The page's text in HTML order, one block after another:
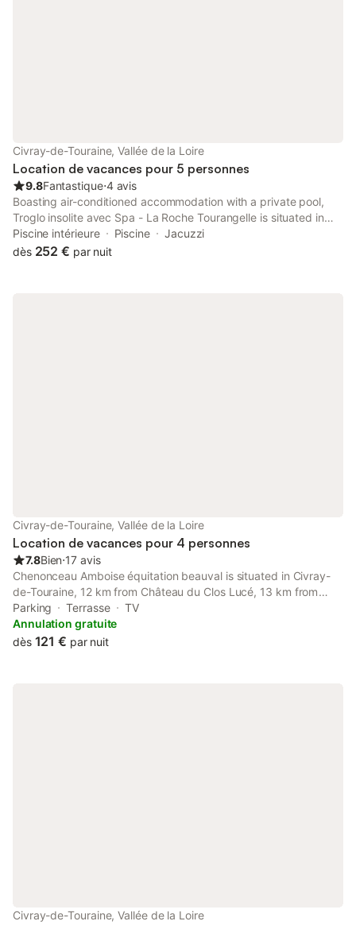
Civray-de-Touraine, Vallée de la Loire
Location de vacances pour 5 personnes
9.8Fantastique⋅4 avis
Boasting air-conditioned accommodation with a private pool,
Troglo insolite avec Spa - La Roche Tourangelle is situated in
Civray-de-Touraine. A hot tub is available for guests, along with
spa facilities.
Piscine intérieure Piscine
Jacuzzi
dès 252 € par nuit
Civray-de-Touraine, Vallée de la Loire
Location de vacances pour 4 personnes
7.8Bien⋅17 avis
Chenonceau Amboise équitation beauval is situated in Civray-
de-Touraine, 12 km from Château du Clos Lucé, 13 km from
Château d'Amboise, as well as 14 km from Amboise Train
Station.
Parking Terrasse
TV
Annulation gratuite
dès 121 € par nuit
Civray-de-Touraine, Vallée de la Loire